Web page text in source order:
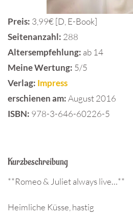
Preis: 3,99€ [D, E-Book]
Seitenanzahl: 288
Altersempfehlung: ab 14
Meine Wertung: 5/5
Verlag: Impress
erschienen am:August 2016
ISBN: 978-3-646-60226-5
Kurzbeschreibung
**Romeo & Juliet always live…**
Heimliche Küsse, hastig